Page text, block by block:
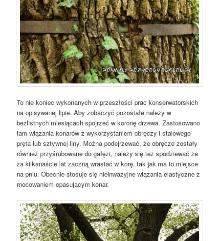
To nie koniec wykonanych w przeszłości prac konserwatorskich
na opisywanej lipie. Aby zobaczyć pozostałe należy w
bezlistnych miesiącach spojrzeć w koronę drzewa. Zastosowano
tam wiązania konarów z wykorzystaniem obręczy i stalowego
pręta lub sztywnej liny. Można podejrzewać, że obręcze zostały
również przyśrubowane do gałęzi, należy się też spodziewać że
za kilkanaście lat zaczną wrastać w korę, tak jak ma to miejsce
na pniu. Obecnie stosuje się nieinwazyjne wiązania elastyczne z
mocowaniem opasującym konar.